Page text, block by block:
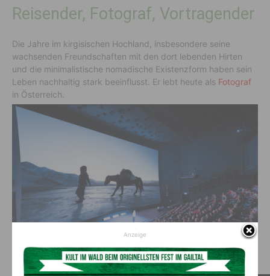
Reisender, Fotograf, Vortragender
Die Jahre im kirgisischen Hochland, insbesondere seine
wachsenden Freundschaften mit den dort lebenden Hirten
und die minimalistische nomadische Existenzform haben sein
Leben nachhaltig stark beeinflusst. Er lebt heute als Fotograf
in Österreich.
Anzeige